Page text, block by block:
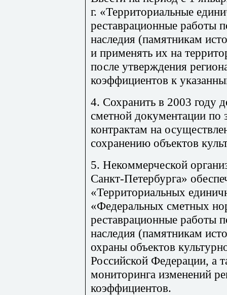
г. «Территориальные
реставрационные работы
наследия (памятникам
и применять их на
после утверждения
коэффициентов к
4. Сохранить в 2003 году
сметной документации
контрактам на
сохранению объектов
5. Некоммерческой
Санкт-Петербурга»
«Территориальных
«Федеральных сметных
реставрационные работы
наследия (памятникам
охраны объектов
Российской Федерации, а
мониторинга изменений
коэффициентов.